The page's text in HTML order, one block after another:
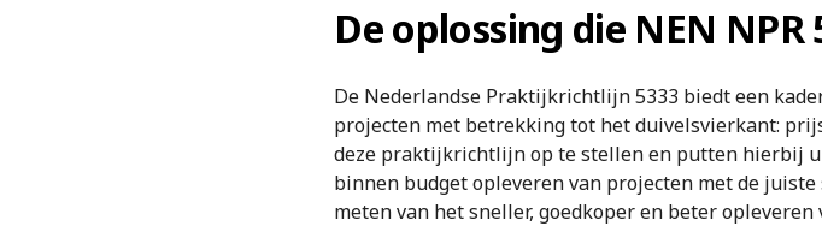
De oplossing die NEN NPR
De Nederlandse Praktijkrichtlijn 5333 biedt een
projecten met betrekking tot het duivelsvierkant:
deze praktijkrichtlijn op te stellen en putten hierbij
binnen budget opleveren van projecten met de
meten van het sneller, goedkoper en beter